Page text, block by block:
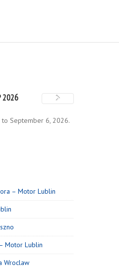
2026
September 6, 2026.
– Motor Lublin
Motor Lublin
Wroclaw